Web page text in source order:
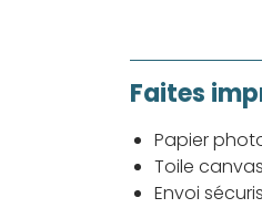
Faites
Papier
Toile
Envoi